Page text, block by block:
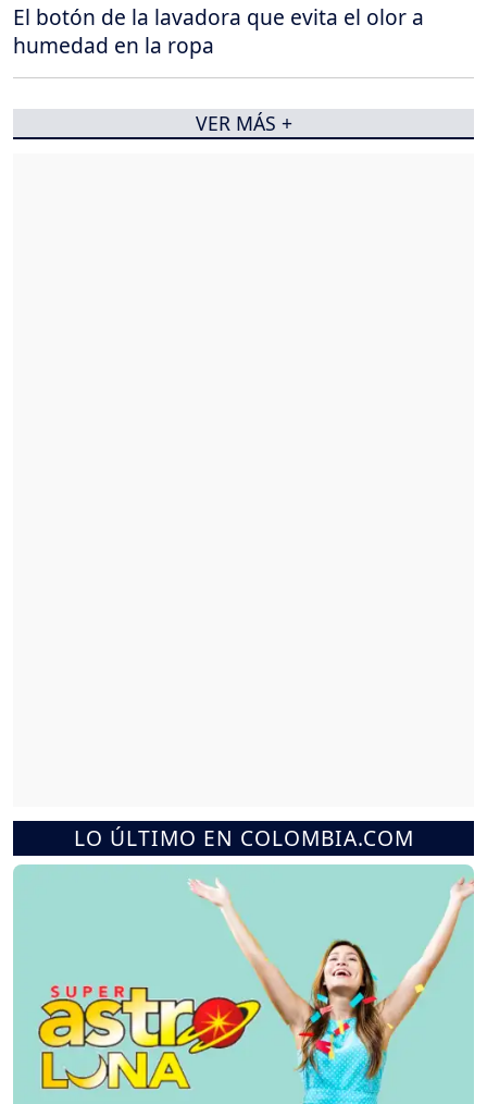
LO ÚLTIMO EN COLOMBIA.COM
El botón de la lavadora que evita el olor a
humedad en la ropa
VER MÁS +